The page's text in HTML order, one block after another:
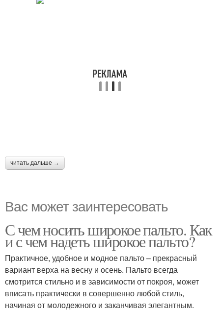
читать дальше →
Вас может заинтересовать
С чем носить широкое пальто. Как
и с чем надеть широкое пальто?
Практичное, удобное и модное пальто – прекрасный
вариант верха на весну и осень. Пальто всегда
смотрится стильно и в зависимости от покроя, может
вписать практически в совершенно любой стиль,
начиная от молодежного и заканчивая элегантным.